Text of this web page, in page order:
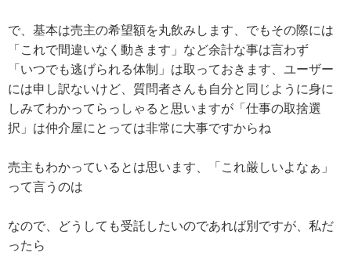
で、基本は売主の希望額を丸飲みします、でもその際には
「これで間違いなく動きます」など余計な事は言わず
「いつでも逃げられる体制」は取っておきます、ユーザー
には申し訳ないけど、質問者さんも自分と同じように身に
しみてわかってらっしゃると思いますが「仕事の取捨選
択」は仲介屋にとっては非常に大事ですからね
売主もわかっているとは思います、「これ厳しいよなぁ」
って言うのは
なので、どうしても受託したいのであれば別ですが、私だ
ったら